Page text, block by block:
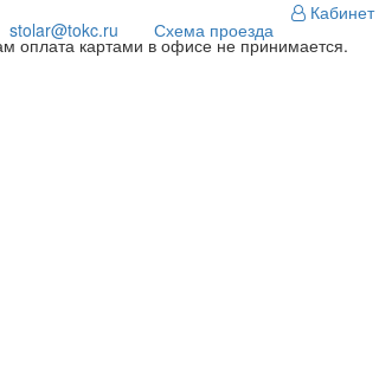
stolar@tokc.ru Схема проезда
Кабинет
оплата картами в офисе не принимается.